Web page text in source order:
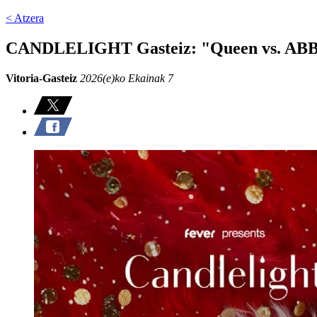
< Atzera
CANDLELIGHT Gasteiz: "Queen vs.
Vitoria-Gasteiz 2026(e)ko Ekainak 7